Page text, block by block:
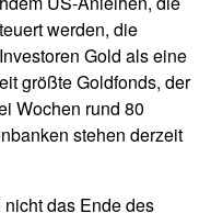
werden, die
Gold als eine
größte Goldfonds, der
Wochen rund 80
stehen derzeit
das Ende des